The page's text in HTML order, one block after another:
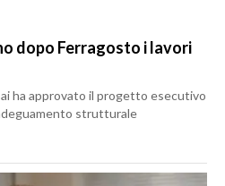
dopo Ferragosto i lavori
ha approvato il progetto esecutivo
strutturale